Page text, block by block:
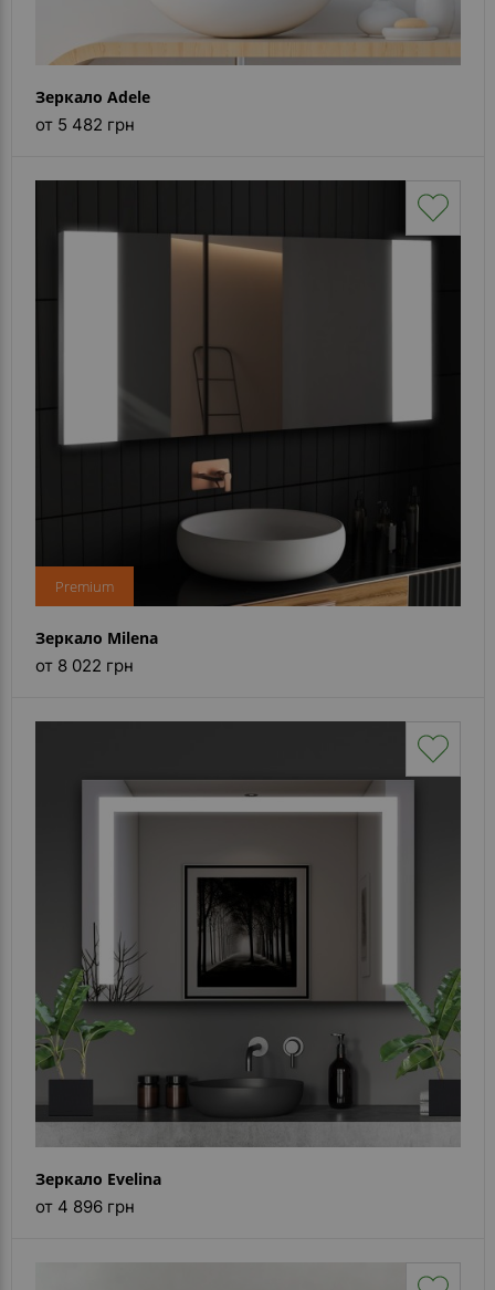
Зеркало Adele
от 5 482 грн
Premium
Зеркало Milena
от 8 022 грн
Зеркало Evelina
от 4 896 грн